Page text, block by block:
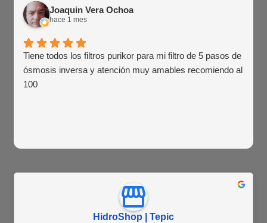
Joaquin Vera Ochoa
hace 1 mes
Tiene todos los filtros purikor para mi filtro de 5 pasos de
ósmosis inversa y atención muy amables recomiendo al
100
HidroShop | Tepic